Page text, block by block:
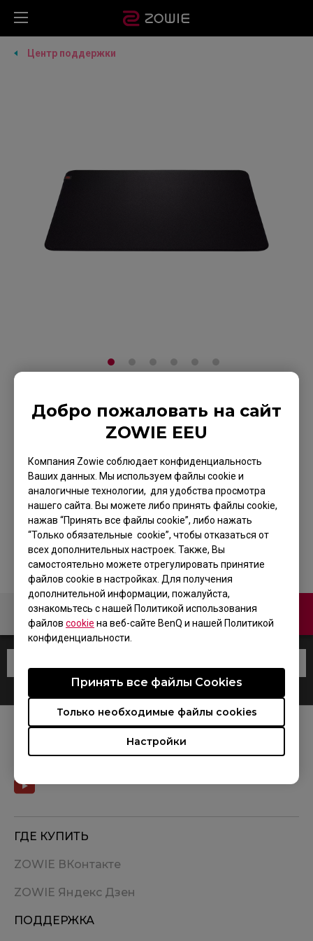
Добро пожаловать на сайт
ZOWIE EEU
Компания Zowie соблюдает конфиденциальность
Ваших данных. Мы используем файлы cookie и
аналогичные технологии, для удобства просмотра
нашего сайта. Вы можете либо принять файлы cookie,
нажав “Принять все файлы cookie”, либо нажать
“Только обязательные cookie”, чтобы отказаться от
всех дополнительных настроек. Также, Вы
самостоятельно можете отрегулировать принятие
файлов cookie в настройках. Для получения
дополнительной информации, пожалуйста,
ознакомьтесь с нашей Политикой использования
файлов cookie на веб-сайте BenQ и нашей Политикой
конфиденциальности.
Настройки
Только необходимые файлы cookies
Принять все файлы Сookies
Центр поддержки
ZOWIE GTF-X
Большой Коврик
Для Игровой Мыши
Для Киберспорта
На страницу продукта
Связаться с нами
ГДЕ КУПИТЬ
ZOWIE ВКонтакте
ZOWIE Яндекс Дзен
ПОДДЕРЖКА